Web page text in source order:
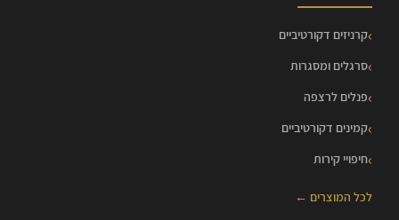
קרניזים דקורטיביים
סרגלים ומסגרות
פנלים לרצפה
קמינים דקורטיביים
חיפויי קירות
לכל המוצרים ←